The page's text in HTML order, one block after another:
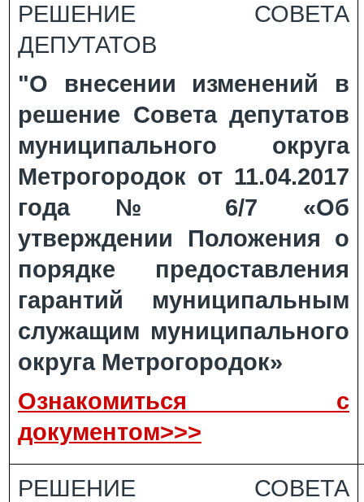
РЕШЕНИЕ СОВЕТА
ДЕПУТАТОВ
"О внесении изменений в
решение Совета депутатов
муниципального округа
Метрогородок от 11.04.2017
года № 6/7 «Об
утверждении Положения о
порядке предоставления
гарантий муниципальным
служащим муниципального
округа Метрогородок»
Ознакомиться с
документом>>>
РЕШЕНИЕ СОВЕТА